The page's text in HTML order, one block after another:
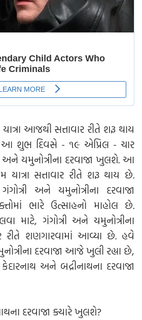
આજથી સત્તાવાર રીતે શરૂ થાય
આ શુભ દિવસે - ૧૯ એપ્રિલ - ચાર
અને યમુનોત્રીના દરવાજા ખુલશે. આ
યાત્રા સત્તાવાર રીતે શરૂ થાય છે.
અને યમુનોત્રીના દરવાજા
ભારે ઉત્સાહનો માહોલ છે.
માટે, ગંગોત્રી અને યમુનોત્રીના
રીતે શણગારવામાં આવ્યા છે. હવે
દરવાજા આજે ખુલી રહ્યા છે,
અને બદ્રીનાથના દરવાજા
દરવાજા ક્યારે ખુલશે?